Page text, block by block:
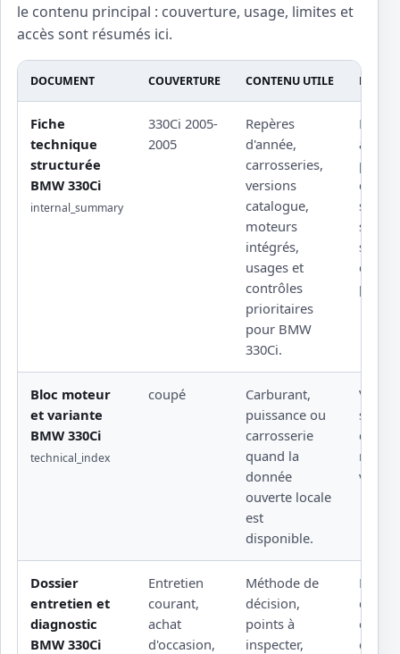
le contenu principal : couverture, usage, limites et
accès sont résumés ici.
DOCUMENT COUVERTURE CONTENU UTILE
Fiche
technique
structurée
BMW 330Ci
internal_summary
330Ci 2005-
2005
Repères
d'année,
carrosseries,
versions
catalogue,
moteurs
intégrés,
usages et
contrôles
prioritaires
pour BMW
330Ci.
atelier
Bloc moteur
et variante
BMW 330Ci
technical_index
coupé
Carburant,
puissance ou
carrosserie
quand la
donnée
ouverte locale
est
disponible.
Dossier
entretien et
diagnostic
BMW 330Ci
Entretien
courant,
achat
d'occasion,
Méthode de
décision,
points à
inspecter,
d'une
d'un